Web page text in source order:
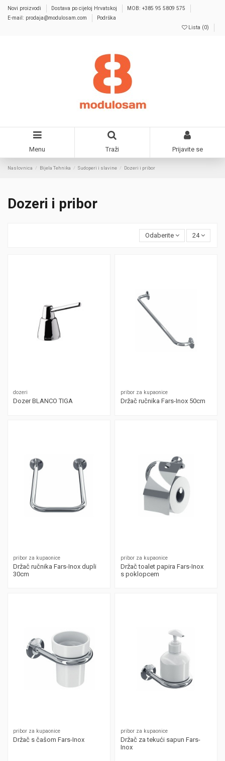
Novi proizvodi Dostava po cijeloj Hrvatskoj
MOB: +385 95 5809 575
E-mail: prodaja@modulosam.com
Podrška
Lista (0)
Menu Traži Prijavite se
Naslovnica Bijela Tehnika Sudoperi i slavine Dozeri i pribor
Dozeri i pribor
Odaberite 24
dozeri
Dozer BLANCO TIGA
pribor za kupaonice
Držač ručnika Fars-Inox 50cm
pribor za kupaonice
Držač ručnika Fars-Inox dupli
30cm
pribor za kupaonice
Držač toalet papira Fars-Inox
s poklopcem
pribor za kupaonice
Držač s čašom Fars-Inox
pribor za kupaonice
Držač za tekući sapun Fars-
Inox